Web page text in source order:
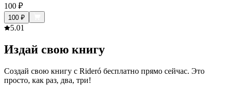
100 ₽
100 ₽
5.01
Издай свою книгу
Создай свою книгу с Rideró бесплатно прямо сейчас. Это
просто, как раз, два, три!